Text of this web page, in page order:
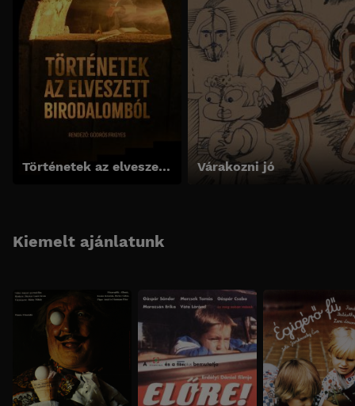
Történetek az elveszett birodalomból Várakozni jó
Kiemelt ajánlatunk